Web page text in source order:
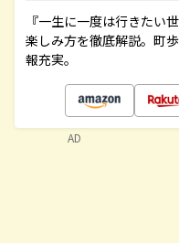
『一生に一度は行きたい
楽しみ方を徹底解説。町
報充実。
AD